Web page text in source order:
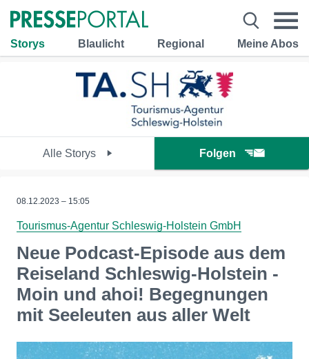
Storys Blaulicht Regional Meine Abos
Alle Storys Folgen
08.12.2023 – 15:05
Tourismus-Agentur Schleswig-Holstein GmbH
Neue Podcast-Episode aus dem
Reiseland Schleswig-Holstein -
Moin und ahoi! Begegnungen
mit Seeleuten aus aller Welt